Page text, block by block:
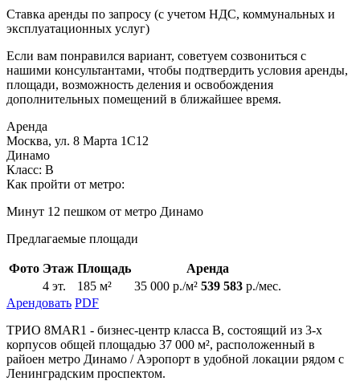
Ставка аренды по запросу (с учетом НДС, коммунальных и
эксплуатационных услуг)
Если вам понравился вариант, советуем созвониться с
нашими консультантами, чтобы подтвердить условия аренды,
площади, возможность деления и освобождения
дополнительных помещений в ближайшее время.
Аренда
Москва, ул. 8 Марта 1С12
Динамо
Класс: В
Как пройти от метро:
Минут 12 пешком от метро Динамо
Предлагаемые площади
Фото Этаж Площадь
Аренда
4 эт.
185 м² 35 000 р./м² 539 583 р./мес.
Арендовать PDF
ТРИО 8MAR1 - бизнес-центр класса В, состоящий из 3-х
корпусов общей площадью 37 000 м², расположенный в
райоен метро Динамо / Аэропорт в удобной локации рядом с
Ленинградским проспектом.